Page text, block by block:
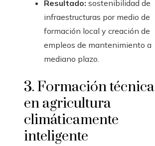
Resultado: sostenibilidad de
infraestructuras por medio de
formación local y creación de
empleos de mantenimiento a
mediano plazo.
3. Formación técnica
en agricultura
climáticamente
inteligente